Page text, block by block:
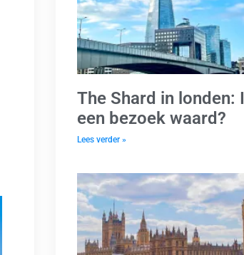
The Shard in londen:
een bezoek waard?
Lees verder »